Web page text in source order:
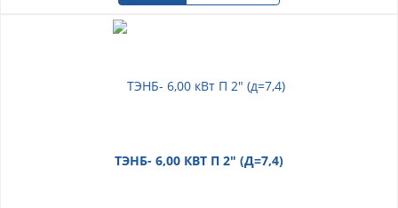
ТЭНБ- 6,00 КВТ П 2" (Д=7,4)